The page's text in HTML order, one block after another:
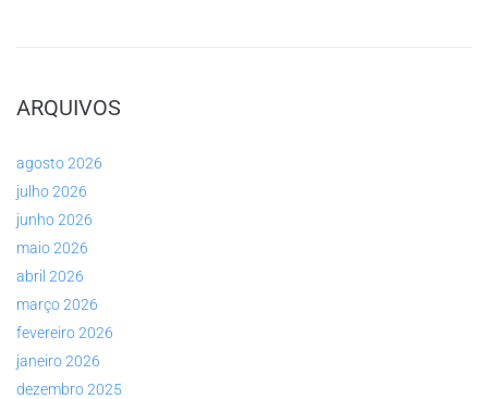
ARQUIVOS
agosto 2026
julho 2026
junho 2026
maio 2026
abril 2026
março 2026
fevereiro 2026
janeiro 2026
dezembro 2025